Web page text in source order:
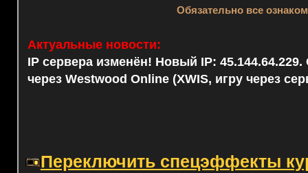
Обязательно все
Актуальные новости:
IP сервера изменён! Новый IP: 45.144.64.229.
через Westwood Online (XWIS, игру через
Переключить спецэффекты